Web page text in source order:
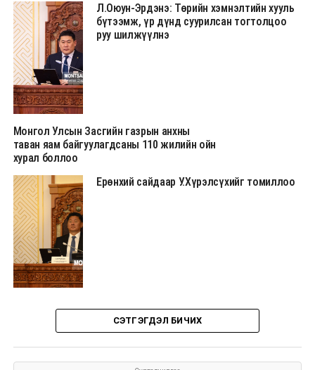
Л.Оюун-Эрдэнэ: Төрийн хэмнэлтийн хууль
бүтээмж, үр дүнд суурилсан тогтолцоо
руу шилжүүлнэ
Монгол Улсын Засгийн газрын анхны
таван яам байгуулагдсаны 110 жилийн ойн
хурал боллоо
Ерөнхий сайдаар У.Хүрэлсүхийг томиллоо
СЭТГЭГДЭЛ БИЧИХ